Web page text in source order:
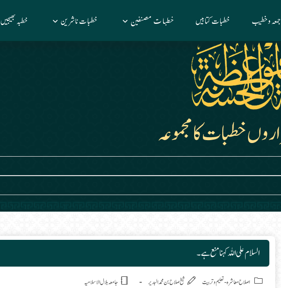
جمعہ وخطیب خطبات کتابیں خطبات مصنفین خطبات ناشرین خطبہ بھیجیں
السلام علی اللہ کہنا منع ہے۔
Post category:
اصلاح معاشرہ-تعلیم وتربیت شىخ صلاح بن محمد البدير جامعہ بلال الاسلامیہ